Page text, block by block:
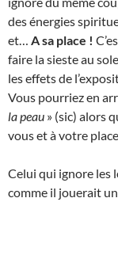
des énergies
et… A sa place !
faire la sieste au
les effets de
Vous pourriez en
la peau » (sic) alors
vous et à votre
Celui qui ignore les
comme il jouerait